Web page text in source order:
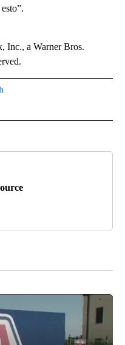
a Warner Bros.
RECEIVE NOTIFICATIONS ABOUT